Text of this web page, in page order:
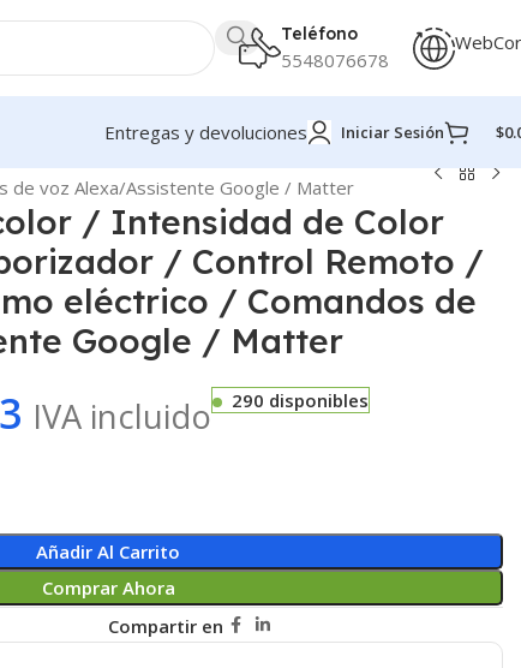
Teléfono
5548076678
Entregas y devoluciones Iniciar Sesión $
de voz Alexa/Assistente Google / Matter
/ Intensidad de Color
/ Control Remoto /
eléctrico / Comandos de
Google / Matter
IVA incluido
290 disponibles
Añadir Al Carrito
Comprar Ahora
Compartir en